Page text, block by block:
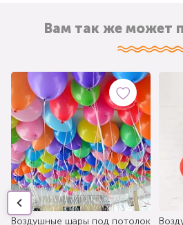
Вам так же может
Воздушные шары под потолок